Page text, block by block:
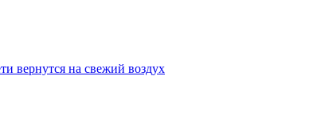
вернутся на свежий воздух